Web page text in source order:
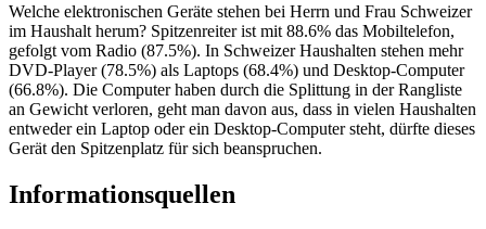
Welche elektronischen Geräte stehen bei Herrn und Frau Schweizer
im Haushalt herum? Spitzenreiter ist mit 88.6% das Mobiltelefon,
gefolgt vom Radio (87.5%). In Schweizer Haushalten stehen mehr
DVD-Player (78.5%) als Laptops (68.4%) und Desktop-Computer
(66.8%). Die Computer haben durch die Splittung in der Rangliste
an Gewicht verloren, geht man davon aus, dass in vielen Haushalten
entweder ein Laptop oder ein Desktop-Computer steht, dürfte dieses
Gerät den Spitzenplatz für sich beanspruchen.
Informationsquellen